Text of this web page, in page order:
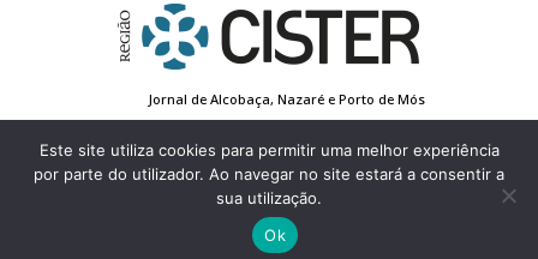
Jornal de Alcobaça, Nazaré e Porto de Mós
Estatuto Editorial
Contactos
Política de Privacidade
Conta de Registo
Edição Impressa
© 2022 Região de Cister - Todos os direitos reservados.
Este site utiliza cookies para permitir uma melhor experiência
por parte do utilizador. Ao navegar no site estará a consentir a
sua utilização.
Ok